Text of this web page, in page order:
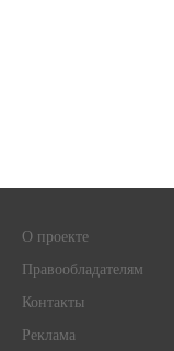
О проекте
Правообладателям
Контакты
Реклама